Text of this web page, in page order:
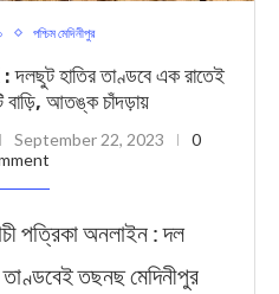
পশ্চিম মেদিনীপুর
হাতির তাণ্ডবে এক রাতেই
বাড়ি, আতঙ্ক চাঁদড়ায়
September 22, 2023
0
পত্রিকা অনলাইন : দল
তাণ্ডবেই তছনছ মেদিনীপুর